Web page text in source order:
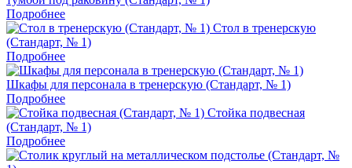
Подробнее
Стол в тренерскую
(Стандарт, № 1)
Подробнее
Шкафы для персонала в тренерскую (Стандарт, № 1)
Подробнее
Стойка подвесная
(Стандарт, № 1)
Подробнее